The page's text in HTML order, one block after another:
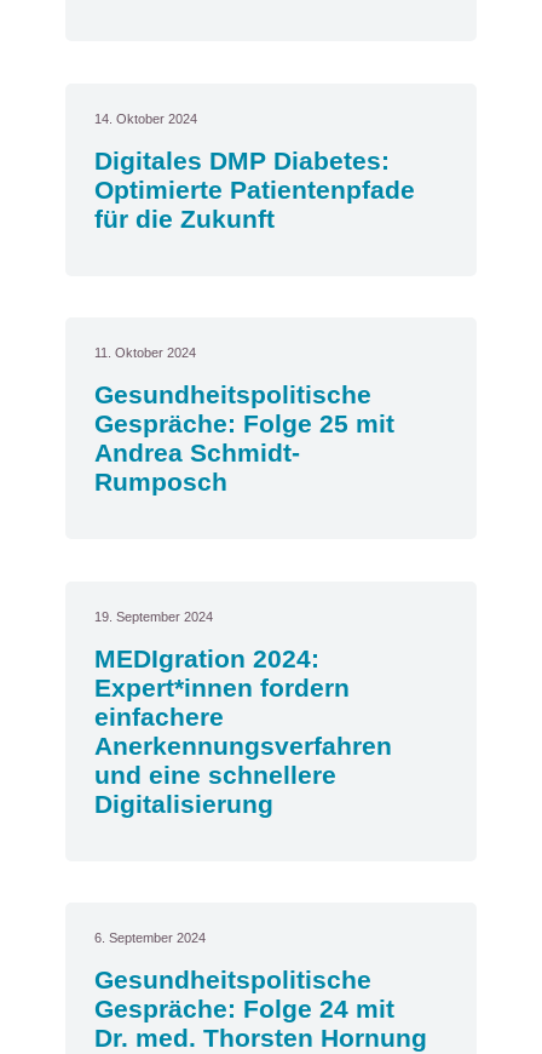
14. Oktober 2024
Digitales DMP Diabetes:
Optimierte Patientenpfade
für die Zukunft
11. Oktober 2024
Gesundheitspolitische
Gespräche: Folge 25 mit
Andrea Schmidt-
Rumposch
19. September 2024
MEDIgration 2024:
Expert*innen fordern
einfachere
Anerkennungsverfahren
und eine schnellere
Digitalisierung
6. September 2024
Gesundheitspolitische
Gespräche: Folge 24 mit
Dr. med. Thorsten Hornung